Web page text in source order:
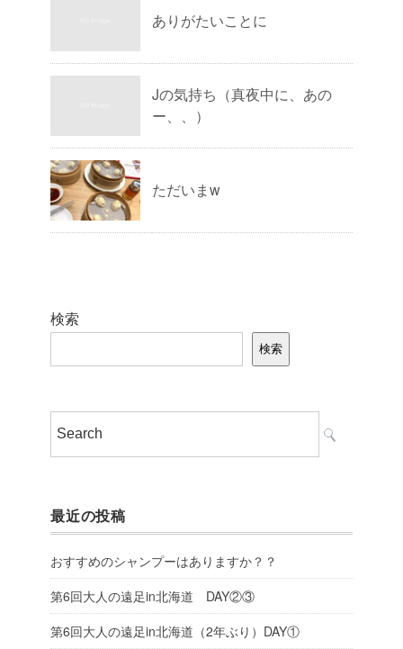
ありがたいことに
Jの気持ち（真夜中に、あの
ー、、）
ただいまw
検索
検索
最近の投稿
おすすめのシャンプーはありますか？？
第6回大人の遠足in北海道 DAY②③
第6回大人の遠足in北海道（2年ぶり）DAY①